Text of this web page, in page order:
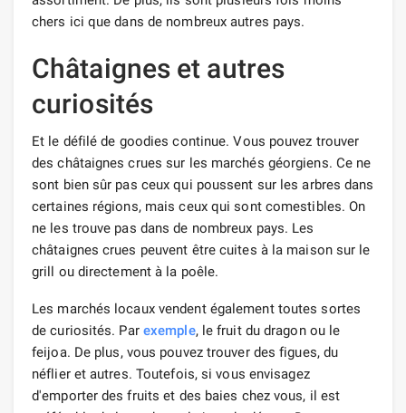
chers ici que dans de nombreux autres pays.
Châtaignes et autres
curiosités
Et le défilé de goodies continue. Vous pouvez trouver
des châtaignes crues sur les marchés géorgiens. Ce ne
sont bien sûr pas ceux qui poussent sur les arbres dans
certaines régions, mais ceux qui sont comestibles. On
ne les trouve pas dans de nombreux pays. Les
châtaignes crues peuvent être cuites à la maison sur le
grill ou directement à la poêle.
Les marchés locaux vendent également toutes sortes
de curiosités. Par exemple, le fruit du dragon ou le
feijoa. De plus, vous pouvez trouver des figues, du
néflier et autres. Toutefois, si vous envisagez
d'emporter des fruits et des baies chez vous, il est